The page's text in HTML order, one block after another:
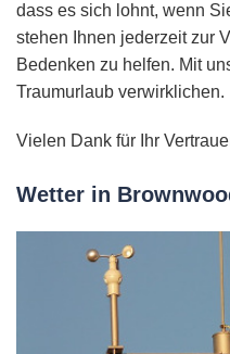
dass es sich lohnt, wenn
stehen Ihnen jederzeit zur
Bedenken zu helfen. Mit
Traumurlaub verwirklichen.
Vielen Dank für Ihr
Wetter in